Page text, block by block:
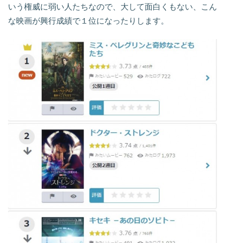
いう権威に弱い人たちなので、大して面白くもない、こん
な映画が興行成績で１位になったりします。